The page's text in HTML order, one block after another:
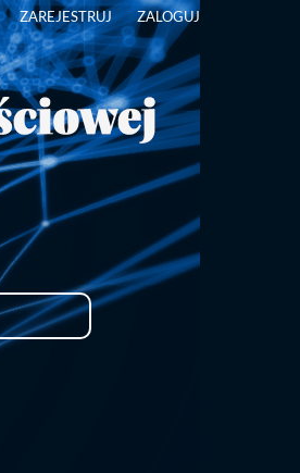
ZAREJESTRUJ ZALOGUJ